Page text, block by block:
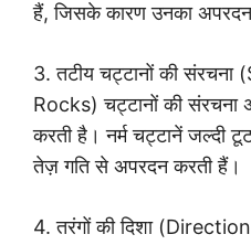
हैं, जिसके कारण उनका
3. तटीय चट्टानों की
Rocks) चट्टानों की संरचना
करती है। नर्म चट्टानें जल्दी
तेज़ गति से अपरदन करती हैं।
4. तरंगों की दिशा